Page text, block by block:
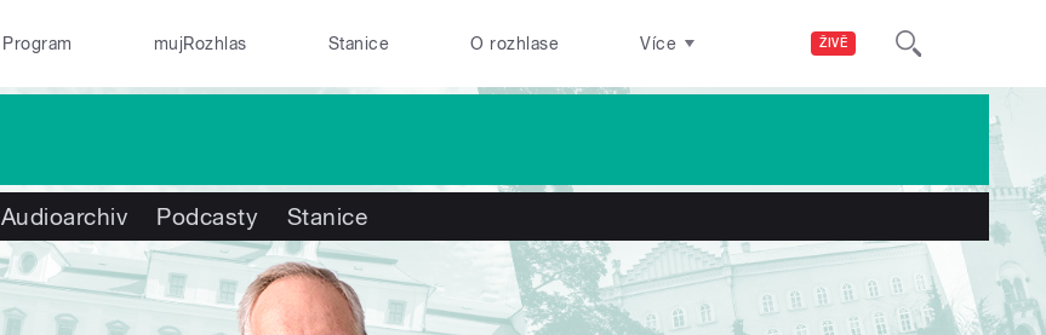
ŽIVĚ
Program mujRozhlas Stanice O rozhlase Více
Audioarchiv Podcasty Stanice